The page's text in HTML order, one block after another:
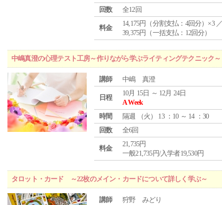
回数
全12回
料金
14,175円（分割支払：4回分）×3
39,375円（一括支払：12回分）
中嶋真澄の心理テスト工房～作りながら学ぶライティングテクニック～
講師 中嶋 真澄
日程
10月 15日 ～ 12月 24日
A Week
時間
隔週 （火 ） 13 ：10 ～ 14 ：30
回数
全6回
料金
21,735円
一般21,735円/入学者19,530円
タロット・カード ～22枚のメイン・カードについて詳しく学ぶ～
講師 狩野 みどり